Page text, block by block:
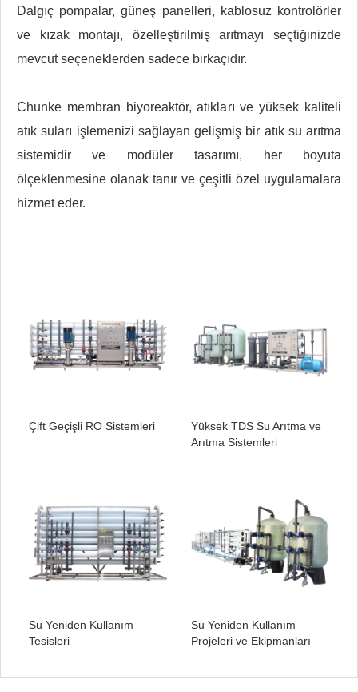
Dalgıç pompalar, güneş panelleri, kablosuz kontrolörler
ve kızak montajı, özelleştirilmiş arıtmayı seçtiğinizde
mevcut seçeneklerden sadece birkaçıdır.
Chunke membran biyoreaktör, atıkları ve yüksek kaliteli
atık suları işlemenizi sağlayan gelişmiş bir atık su arıtma
sistemidir ve modüler tasarımı, her boyuta
ölçeklenmesine olanak tanır ve çeşitli özel uygulamalara
hizmet eder.
Çift Geçişli RO Sistemleri
Yüksek TDS Su Arıtma ve
Arıtma Sistemleri
Su Yeniden Kullanım
Tesisleri
Su Yeniden Kullanım
Projeleri ve Ekipmanları